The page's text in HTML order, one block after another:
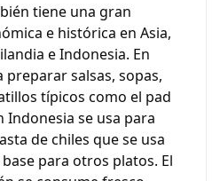
tiene una gran
e histórica en Asia,
e Indonesia. En
preparar salsas, sopas,
típicos como el pad
Indonesia se usa para
de chiles que se usa
para otros platos. El